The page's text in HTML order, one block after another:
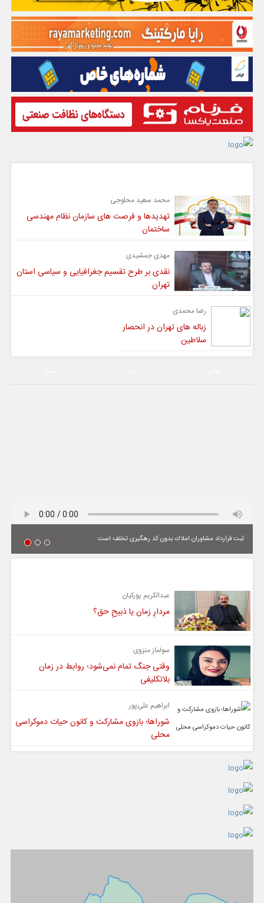
محمد سعید محلوجی
تهدیدها و فرصت های سازمان نظام مهندسی
ساختمان
مهدی جمشیدی
نقدی بر طرح تقسیم جغرافیایی و سیاسی استان
تهران
رضا محمدی
زباله های تهران در انحصار
سلاطین
ثبت قرارداد مشاوران املاك بدون كد رهگیری تخلف است
عبدالکریم پورکیان
مردارِ زمان یا ذبیحِ حق؟
سولماز منزوی
وقتی جنگ تمام نمی‌شود؛ روابط در زمان
بلاتکلیفی
ابراهیم علی‌پور
شوراها؛ بازوی مشارکت و کانون حیات دموکراسی
محلی